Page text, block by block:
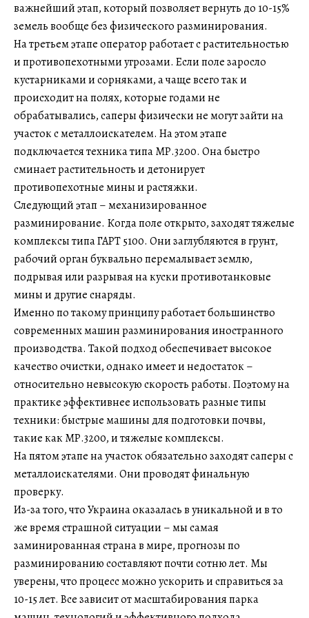
важнейший этап, который позволяет вернуть до 10-15%
земель вообще без физического разминирования.
На третьем этапе оператор работает с растительностью
и противопехотными угрозами. Если поле заросло
кустарниками и сорняками, а чаще всего так и
происходит на полях, которые годами не
обрабатывались, саперы физически не могут зайти на
участок с металлоискателем. На этом этапе
подключается техника типа МР.3200. Она быстро
сминает растительность и детонирует
противопехотные мины и растяжки.
Следующий этап – механизированное
разминирование. Когда поле открыто, заходят тяжелые
комплексы типа ГАРТ 5100. Они заглубляются в грунт,
рабочий орган буквально перемалывает землю,
подрывая или разрывая на куски противотанковые
мины и другие снаряды.
Именно по такому принципу работает большинство
современных машин разминирования иностранного
производства. Такой подход обеспечивает высокое
качество очистки, однако имеет и недостаток –
относительно невысокую скорость работы. Поэтому на
практике эффективнее использовать разные типы
техники: быстрые машины для подготовки почвы,
такие как МР.3200, и тяжелые комплексы.
На пятом этапе на участок обязательно заходят саперы с
металлоискателями. Они проводят финальную
проверку.
Из-за того, что Украина оказалась в уникальной и в то
же время страшной ситуации – мы самая
заминированная страна в мире, прогнозы по
разминированию составляют почти сотню лет. Мы
уверены, что процесс можно ускорить и справиться за
10-15 лет. Все зависит от масштабирования парка